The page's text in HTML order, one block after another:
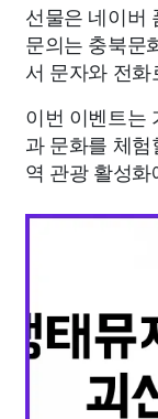
선물은 네이버
문의는 충북문
서 문자와 전
이번 이벤트는
과 문화를 체
역 관광 활성